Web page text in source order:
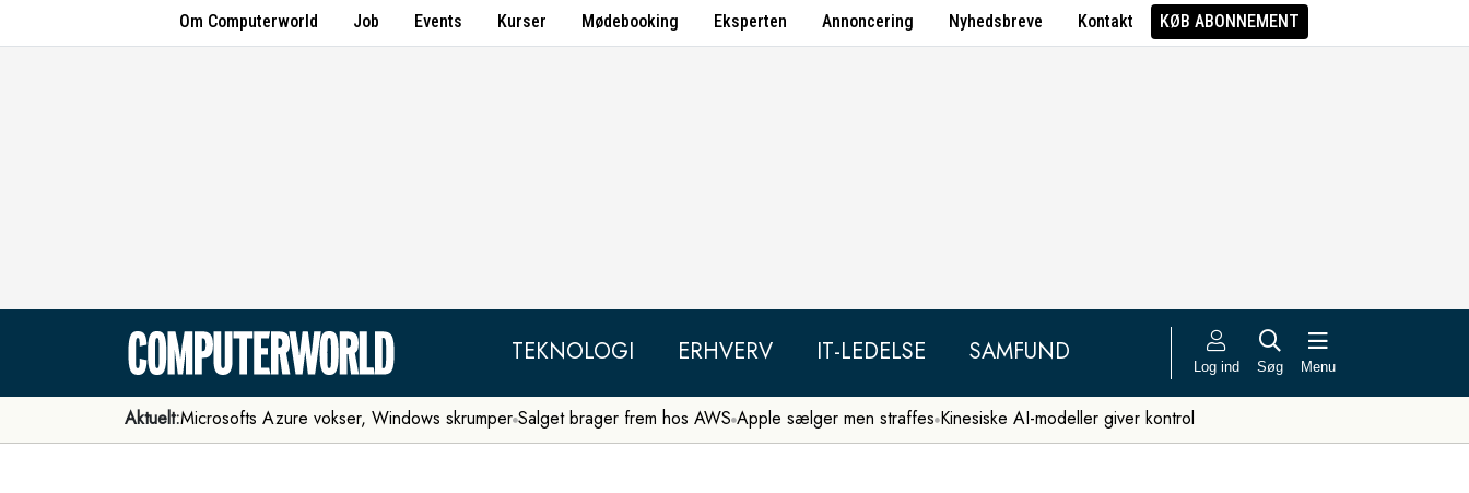
Om Computerworld Job Events Kurser Mødebooking Eksperten Annoncering Nyhedsbreve Kontakt KØB ABONNEMENT
TEKNOLOGI ERHVERV IT-LEDELSE SAMFUND Log ind Søg Menu
Aktuelt:Microsofts Azure vokser, Windows skrumper Salget brager frem hos AWS Apple sælger men straffes Kinesiske AI-modeller giver kontrol